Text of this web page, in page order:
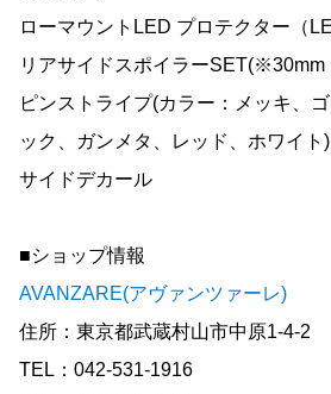
ローマウントLED プロテクター（
リアサイドスポイラーSET(※30mm
ピンストライプ(カラー：メッキ、
ック、ガンメタ、レッド、ホワイト)
サイドデカール
■ショップ情報
AVANZARE(アヴァンツァーレ)
住所：東京都武蔵村山市中原1-4-2
TEL：042-531-1916